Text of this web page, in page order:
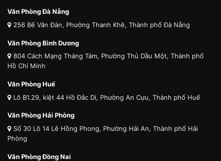
Văn Phòng Đà Nẵng
256 Bế Văn Đàn, Phường Thanh Khê, Thành phố Đà Nẵng
Văn Phòng Bình Dương
804 Cách Mạng Tháng Tám, Phường Thủ Dầu Một, Thành phố
Hồ Chí Minh
Văn Phòng Huế
Lô B1.29, kiệt 44 Hồ Đắc Di, Phường An Cựu, Thành phố Huế
Văn Phòng Hải Phòng
Số 30 Lô 14 Lê Hồng Phong, Phường Hải An, Thành phố Hải
Phòng
Văn Phòng Đồng Nai